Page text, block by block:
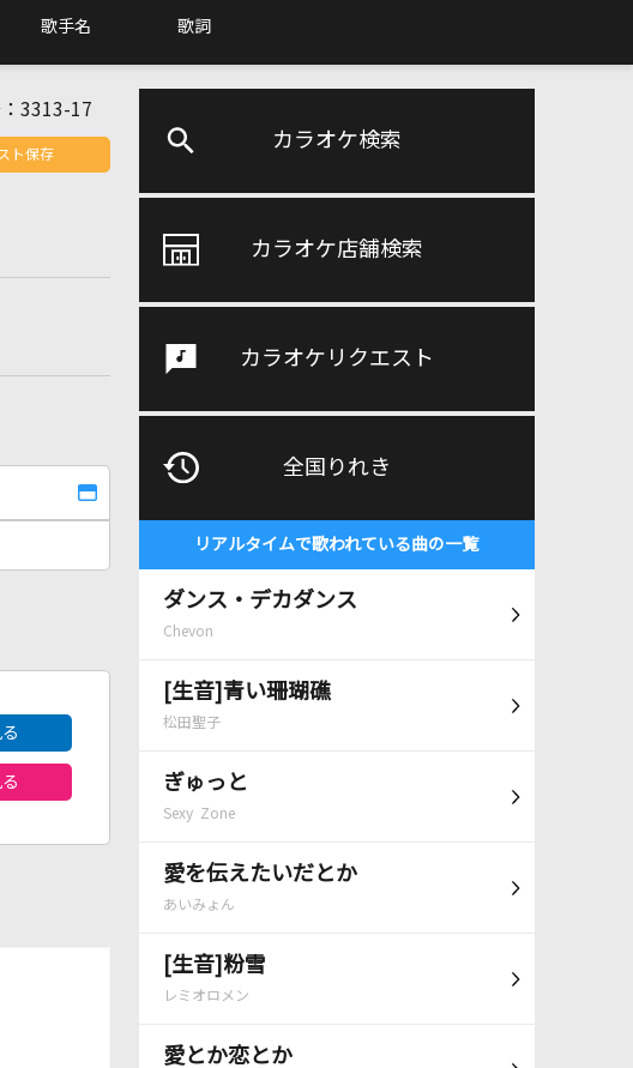
歌手名 歌詞
カラオケ検索
カラオケ店舗検索
カラオケリクエスト
全国りれき
リアルタイムで歌われている曲の一覧
ダンス・デカダンス
Chevon
[生音]青い珊瑚礁
松田聖子
ぎゅっと
Sexy Zone
愛を伝えたいだとか
あいみょん
[生音]粉雪
レミオロメン
愛とか恋とか
3313-17
ト保存